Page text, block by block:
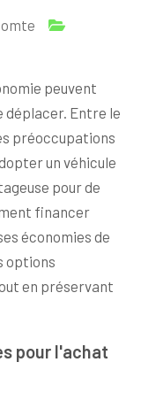
peuvent
déplacer. Entre le
préoccupations
un véhicule
pour de
financer
économies de
options
en préservant
pour l'achat